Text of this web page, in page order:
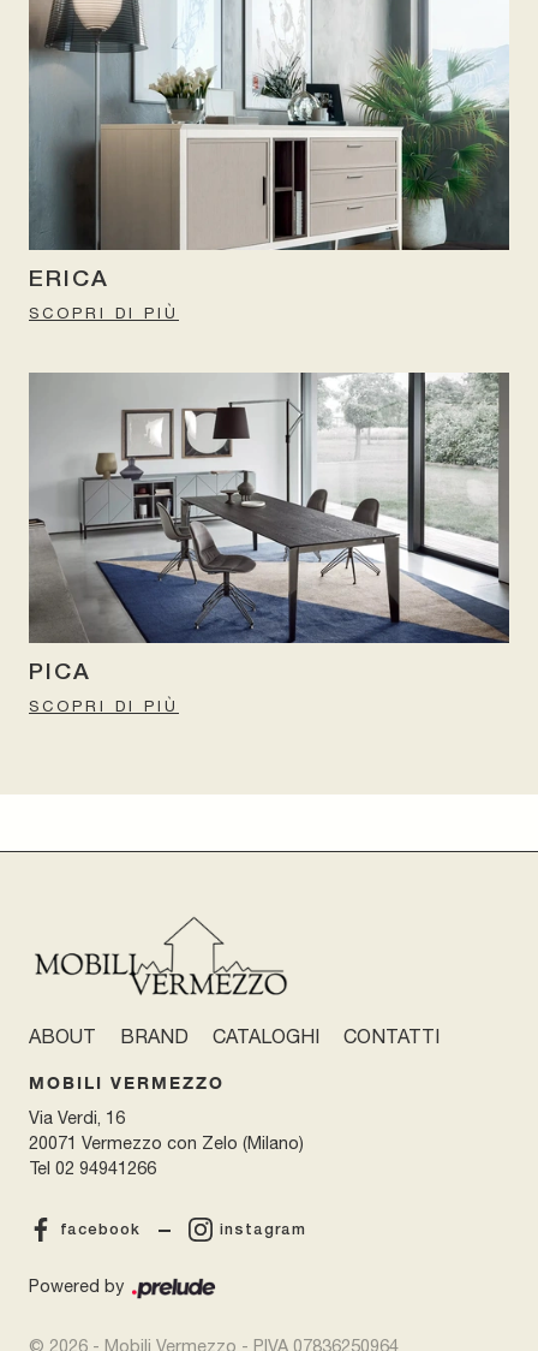
ERICA
SCOPRI DI PIÙ
PICA
SCOPRI DI PIÙ
ABOUT BRAND CATALOGHI CONTATTI
MOBILI VERMEZZO
Via Verdi, 16
20071 Vermezzo con Zelo (Milano)
Tel 02 94941266
facebook instagram
Powered by
© 2026 - Mobili Vermezzo - P.IVA 07836250964